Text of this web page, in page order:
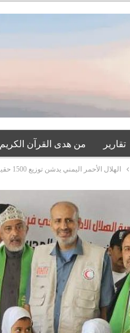
تقارير من هدى القرآن الكريم
الهلال الأحمر اليمني يدشن توزيع 1500 حقيبة مدرسية لأبناء الأسر الفقيرة والأيتام في البيضاء ورداع